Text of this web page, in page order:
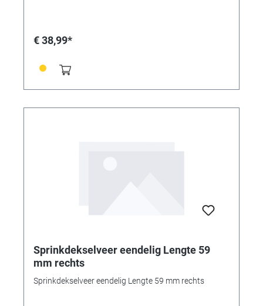
€ 38,99*
Sprinkdekselveer eendelig Lengte 59
mm rechts
Sprinkdekselveer eendelig Lengte 59 mm rechts